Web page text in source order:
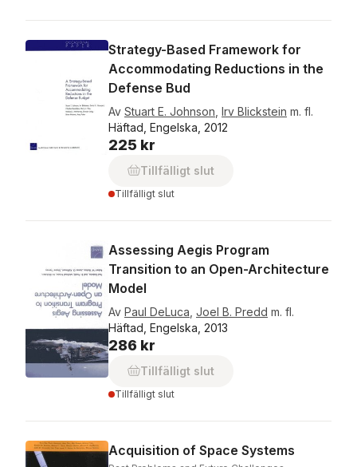
Strategy-Based Framework for
Accommodating Reductions in the
Defense Bud
Av Stuart E. Johnson Irv Blickstein m. fl.
Häftad, Engelska, 2012
225 kr
Tillfälligt slut
Tillfälligt slut
Assessing Aegis Program
Transition to an Open-Architecture
Model
Av Paul DeLuca Joel B. Predd m. fl.
Häftad, Engelska, 2013
286 kr
Tillfälligt slut
Tillfälligt slut
Acquisition of Space Systems